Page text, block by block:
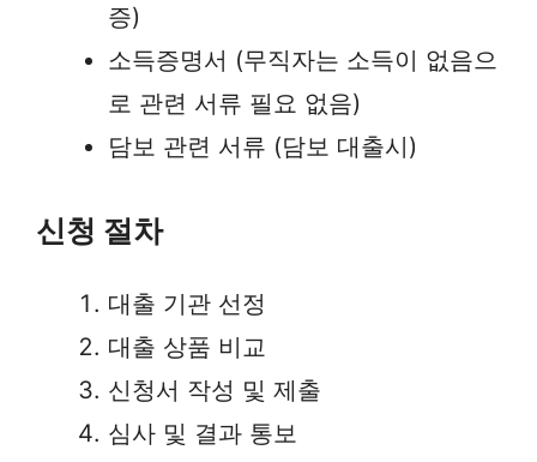
증)
소득증명서 (무직자는 소득이 없음으
로 관련 서류 필요 없음)
담보 관련 서류 (담보 대출시)
신청 절차
대출 기관 선정
대출 상품 비교
신청서 작성 및 제출
심사 및 결과 통보